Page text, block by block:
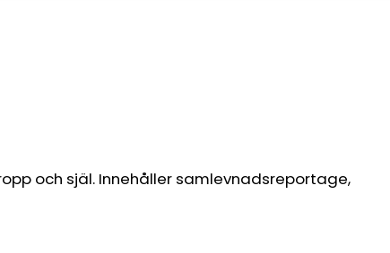
och själ. Innehåller samlevnadsreportage,